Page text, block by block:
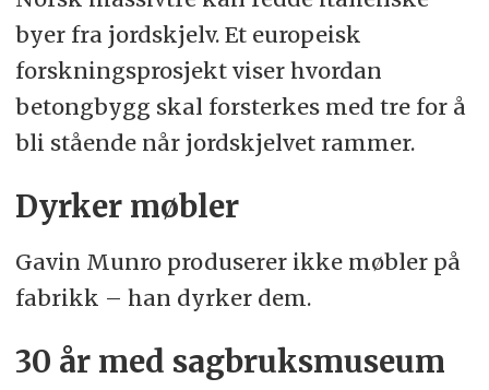
byer fra jordskjelv. Et europeisk
forskningsprosjekt viser hvordan
betongbygg skal forsterkes med tre for å
bli stående når jordskjelvet rammer.
Dyrker møbler
Gavin Munro produserer ikke møbler på
fabrikk – han dyrker dem.
30 år med sagbruksmuseum